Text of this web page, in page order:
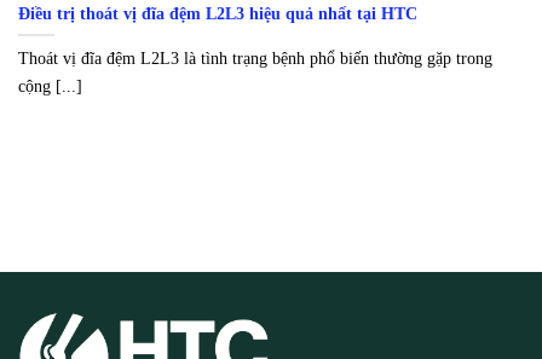
Điều trị thoát vị đĩa đệm L2L3 hiệu quả nhất tại HTC
Thoát vị đĩa đệm L2L3 là tình trạng bệnh phổ biến thường gặp trong
cộng [...]